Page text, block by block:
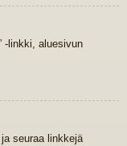
-linkki, aluesivun
seuraa linkkejä